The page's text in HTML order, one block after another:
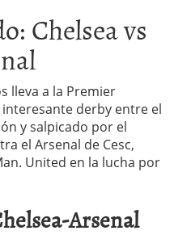
Chelsea vs
lleva a la Premier
derby entre el
y salpicado por el
el Arsenal de Cesc,
United en la lucha por
Arsenal